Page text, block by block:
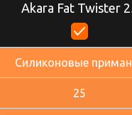
Akara Fat Twister
Силиконовые
25